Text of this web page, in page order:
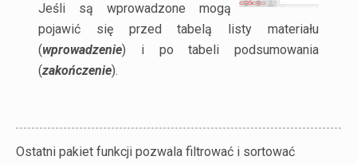
Jeśli są wprowadzone mogą
pojawić się przed tabelą listy materiału
(wprowadzenie) i po tabeli podsumowania
(zakończenie).
Ostatni pakiet funkcji pozwala filtrować i sortować